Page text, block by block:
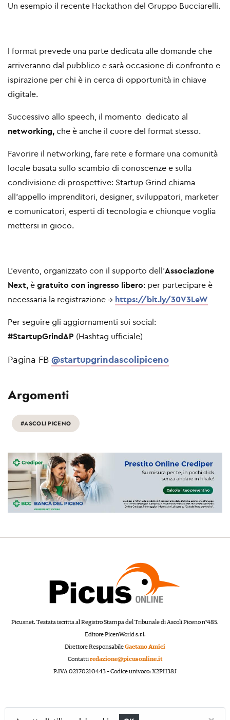
Un esempio il recente Hackathon del Gruppo Bucciarelli.
l format prevede una parte dedicata alle domande che
arriveranno dal pubblico e sarà occasione di confronto e
ispirazione per chi è in cerca di opportunità in chiave
digitale.
Successivo allo speech, il momento dedicato al
networking, che è anche il cuore del format stesso.
Favorire il networking, fare rete e formare una comunità
locale basata sullo scambio di conoscenze e sulla
condivisione di prospettive: Startup Grind chiama
all’appello imprenditori, designer, sviluppatori, marketer
e comunicatori, esperti di tecnologia e chiunque voglia
mettersi in gioco.
L’evento, organizzato con il supporto dell’Associazione
Next, è gratuito con ingresso libero: per partecipare è
necessaria la registrazione → https://bit.ly/30V3LeW
Per seguire gli aggiornamenti sui social:
#StartupGrindAP (Hashtag ufficiale)
Pagina FB @startupgrindascolipiceno
Argomenti
#ASCOLI PICENO
Picusnet. Testata iscritta al Registro Stampa del Tribunale di Ascoli Piceno n°485.
Editore PicenWorld s.r.l.
Direttore ResponsabileGaetano Amici
Contattiredazione@picusonline.it
P.IVA 02170210443 – Codice univoco: X2PH38J